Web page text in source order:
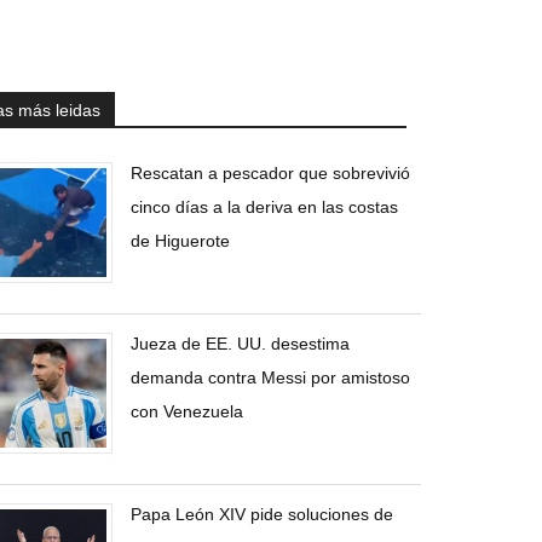
más leidas
Rescatan a pescador que sobrevivió
cinco días a la deriva en las costas
de Higuerote
Jueza de EE. UU. desestima
demanda contra Messi por amistoso
con Venezuela
Papa León XIV pide soluciones de